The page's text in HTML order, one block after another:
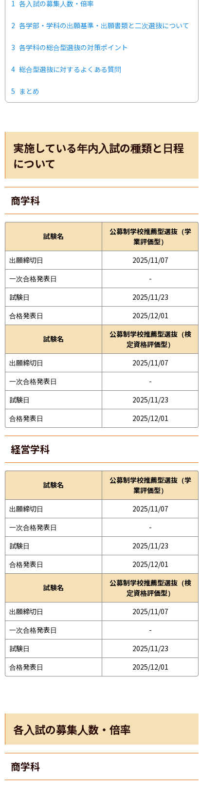
1 各入試の募集人数・倍率
2 各学部・学科の出願基準・出願書類と二次選抜について
3 各学科の総合型選抜の対策ポイント
4 総合型選抜に対するよくある質問
5 まとめ
実施している年内入試の種類と日程
について
商学科
試験名
公募制学校推薦型選抜（学
業評価型）
出願締切日
2025/11/07
一次合格発表日
-
試験日
2025/11/23
合格発表日
2025/12/01
試験名
公募制学校推薦型選抜（検
定資格評価型）
出願締切日
2025/11/07
一次合格発表日
-
試験日
2025/11/23
合格発表日
2025/12/01
経営学科
試験名
公募制学校推薦型選抜（学
業評価型）
出願締切日
2025/11/07
一次合格発表日
-
試験日
2025/11/23
合格発表日
2025/12/01
試験名
公募制学校推薦型選抜（検
定資格評価型）
出願締切日
2025/11/07
一次合格発表日
-
試験日
2025/11/23
合格発表日
2025/12/01
各入試の募集人数・倍率
商学科